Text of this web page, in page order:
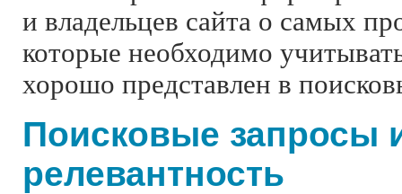
и владельцев сайта о самых
которые необходимо
хорошо представлен в
Поисковые запросы
релевантность